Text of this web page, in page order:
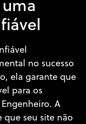
no sucesso
ela garante que
para os
A
que seu site não